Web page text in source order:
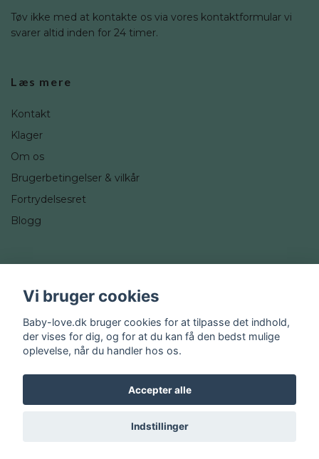
Tøv ikke med at kontakte os via vores kontaktformular vi
svarer altid inden for 24 timer.
Læs mere
Kontakt
Klager
Om os
Brugerbetingelser & vilkår
Fortrydelsesret
Blogg
Instagram
© 2026 Baby-love.dk
Vi bruger cookies
Baby-love.dk bruger cookies for at tilpasse det indhold,
der vises for dig, og for at du kan få den bedst mulige
oplevelse, når du handler hos os.
Accepter alle
Indstillinger